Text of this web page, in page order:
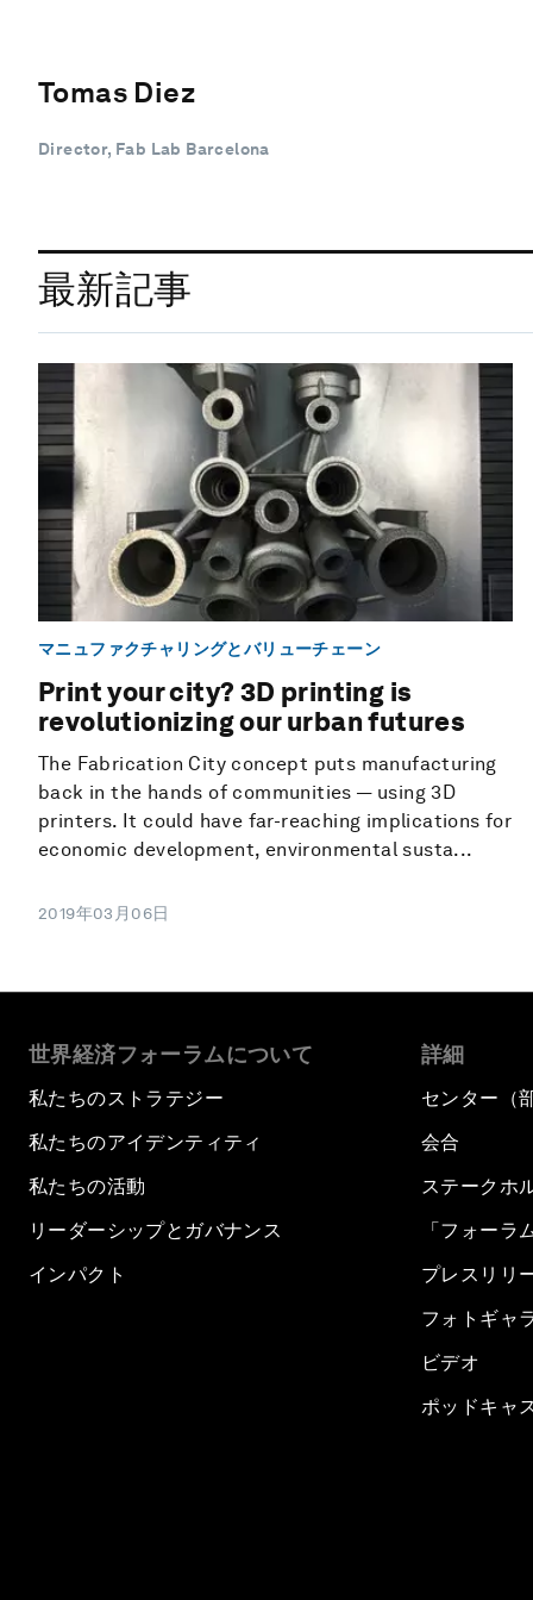
Tomas Diez
Director, Fab Lab Barcelona
最新記事
マニュファクチャリングとバリューチェーン
Print your city? 3D printing is
revolutionizing our urban futures
The Fabrication City concept puts manufacturing
back in the hands of communities — using 3D
printers. It could have far-reaching implications for
economic development, environmental susta...
2019年03月06日
世界経済フォーラムについて
私たちのストラテジー
私たちのアイデンティティ
私たちの活動
リーダーシップとガバナンス
インパクト
詳細
センター（
会合
ステークホ
「フォーラ
プレスリリ
フォトギャ
ビデオ
ポッドキャ